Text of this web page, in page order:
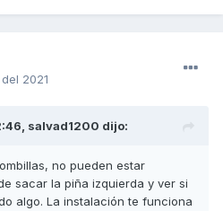
2021
salvad1200 dijo:
no pueden estar
sacar la piña izquierda y ver si
algo. La instalación te funciona